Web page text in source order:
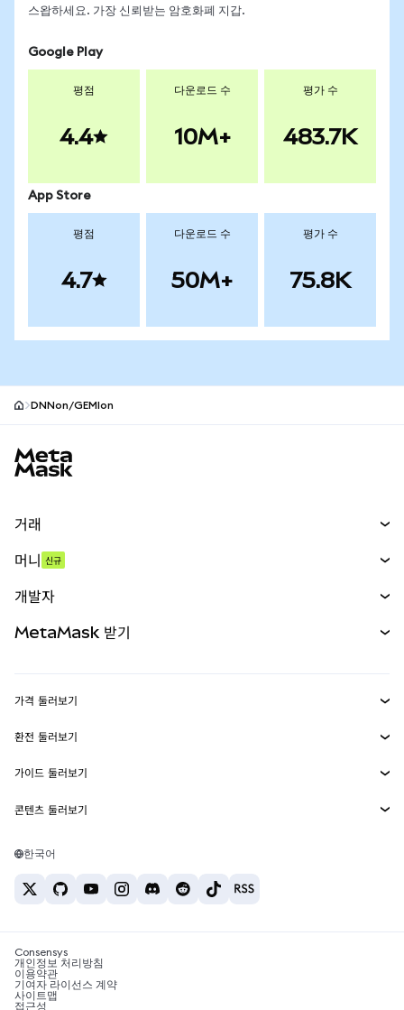
스왑하세요. 가장 신뢰받는 암호화폐 지갑.
Google Play
평점
4.4
다운로드 수
10M+
평가 수
483.7K
App Store
평점
4.7
다운로드 수
50M+
평가 수
75.8K
DNNon/GEMIon
거래
무기한 선물
실물자산
머니 신규
개발자
MetaMask Connect
Snaps
웹3 서비스
MetaMask 받기
보안
고객 지원
채용
가격 둘러보기
이더리움 가격
솔라나 가격
테더 가격
환전 둘러보기
ETH를 USD로 환전
USDT를 INR로 환전
BTC를 INR로 환전
ETH를 USDT로 환전
가이드 둘러보기
ETH 매수
USDT 매수
SHIB 매수
BNB 매수
콘텐츠 둘러보기
솔라나 지갑
암호화폐 세금 뉴스
암호화폐 매수 방법
한국어
Consensys
개인정보 처리방침
이용약관
기여자 라이선스 계약
사이트맵
접근성